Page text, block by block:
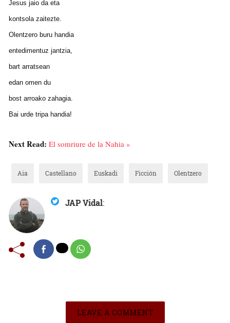
Jesus jaio da eta
kontsola zaitezte.
Olentzero buru handia
entedimentuz jantzia,
bart arratsean
edan omen du
bost arroako zahagia.
Bai urde tripa handia!
Next Read: El somriure de la Nahia »
Aia Castellano Euskadi Ficción Olentzero
JAP Vidal:
LEAVE A COMMENT